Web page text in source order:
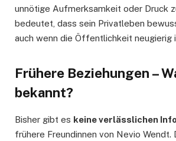
unnötige Aufmerksamkeit oder Druck
bedeutet, dass sein Privatleben
auch wenn die Öffentlichkeit neugierig
Frühere Beziehungen –
bekannt?
Bisher gibt es keine verlässlichen
frühere Freundinnen von Nevio Wendt.